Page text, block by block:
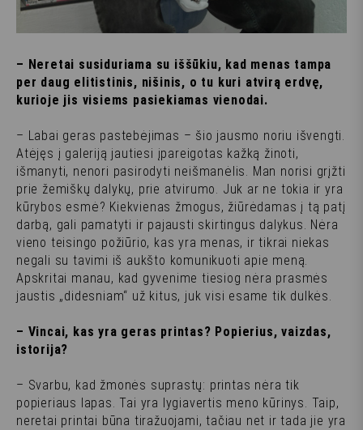
– Neretai susiduriama su iššūkiu, kad menas tampa
per daug elitistinis, nišinis, o tu kuri atvirą erdvę,
kurioje jis visiems pasiekiamas vienodai.
– Labai geras pastebėjimas – šio jausmo noriu išvengti.
Atėjęs į galeriją jautiesi įpareigotas kažką žinoti,
išmanyti, nenori pasirodyti neišmanėlis. Man norisi grįžti
prie žemiškų dalykų, prie atvirumo. Juk ar ne tokia ir yra
kūrybos esmė? Kiekvienas žmogus, žiūrėdamas į tą patį
darbą, gali pamatyti ir pajausti skirtingus dalykus. Nėra
vieno teisingo požiūrio, kas yra menas, ir tikrai niekas
negali su tavimi iš aukšto komunikuoti apie meną.
Apskritai manau, kad gyvenime tiesiog nėra prasmės
jaustis „didesniam“ už kitus, juk visi esame tik dulkės.
– Vincai, kas yra geras printas? Popierius, vaizdas,
istorija?
– Svarbu, kad žmonės suprastų: printas nėra tik
popieriaus lapas. Tai yra lygiavertis meno kūrinys. Taip,
neretai printai būna tiražuojami, tačiau net ir tada jie yra